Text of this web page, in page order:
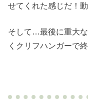
せてくれた感じだ！
そして…最後に重大
くクリフハンガーで終